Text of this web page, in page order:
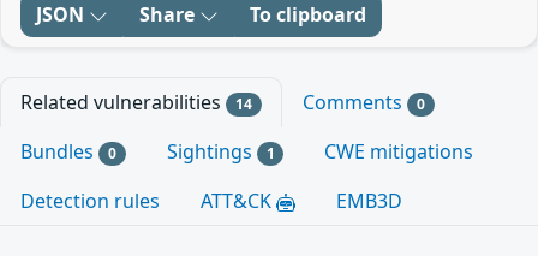
JSON Share To clipboard
Related vulnerabilities 14 Comments 0
Bundles 0 Sightings 1
CWE mitigations
Detection rules
ATT&CK EMB3D